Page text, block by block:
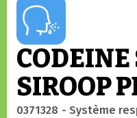
CODEINE
SIROOP
0371328 - Système